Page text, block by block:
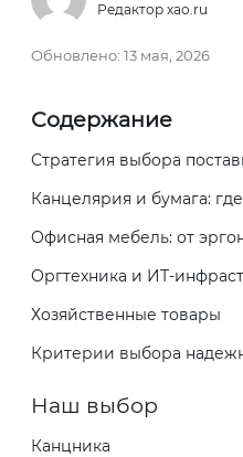
Редактор xao.ru
Обновлено: 13 мая, 2026
Содержание
Стратегия выбора
Канцелярия и бумага:
Офисная мебель: от
Оргтехника и ИТ-
Хозяйственные товары
Критерии выбора
Наш выбор
Канцника